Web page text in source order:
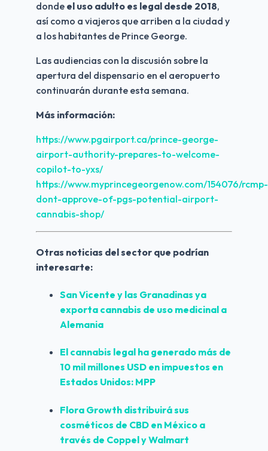
donde el uso adulto es legal desde 2018,
así como a viajeros que arriben a la ciudad y
a los habitantes de Prince George.
Las audiencias con la discusión sobre la
apertura del dispensario en el aeropuerto
continuarán durante esta semana.
Más información:
https://www.pgairport.ca/prince-george-
airport-authority-prepares-to-welcome-
copilot-to-yxs/
https://www.myprincegeorgenow.com/154076/rcmp-
dont-approve-of-pgs-potential-airport-
cannabis-shop/
Otras noticias del sector que podrían
interesarte:
San Vicente y las Granadinas ya
exporta cannabis de uso medicinal a
Alemania
El cannabis legal ha generado más de
10 mil millones USD en impuestos en
Estados Unidos: MPP
Flora Growth distribuirá sus
cosméticos de CBD en México a
través de Coppel y Walmart